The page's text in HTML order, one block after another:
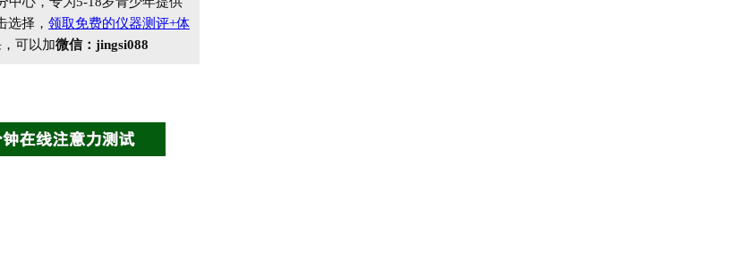
选择， 领取免费的仪器测评+体
可以加微信：jingsi088